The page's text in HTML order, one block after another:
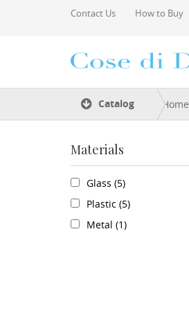
Skip to main contentContact Us How to Buy
Catalog
You are here Home
Materials
Apply Glass filter
Glass (5)
Apply Plastic filter
Plastic (5)
Apply Metal filter
Metal (1)